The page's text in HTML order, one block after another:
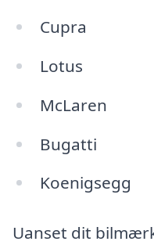
Cupra
Lotus
McLaren
Bugatti
Koenigsegg
Uanset dit